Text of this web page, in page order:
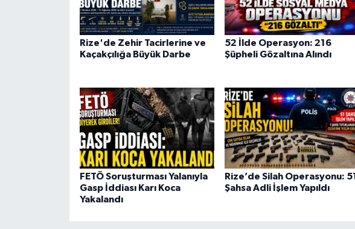
Rize'de Zehir Tacirlerine ve
Kaçakçılığa Büyük Darbe
52 İlde Operasyon: 216
Şüpheli Gözaltına Alındı
FETÖ Soruşturması Yalanıyla
Gasp İddiası Karı Koca
Yakalandı
Rize’de Silah Operasyonu: 51
Şahsa Adli İşlem Yapıldı